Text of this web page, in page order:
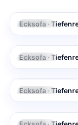
VORHER
Ecksofa ·
VORHER
Ecksofa ·
VORHER
Ecksofa ·